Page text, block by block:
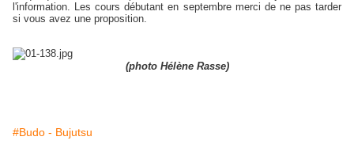
l'information. Les cours débutant en septembre merci de ne pas tarder
si vous avez une proposition.
(photo Hélène Rasse)
#Budo - Bujutsu